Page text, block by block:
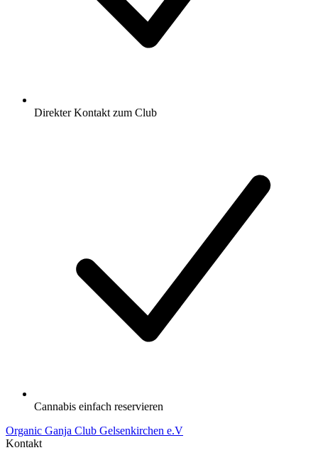
Direkter Kontakt zum Club
Cannabis einfach reservieren
Organic Ganja Club Gelsenkirchen e.V
Kontakt